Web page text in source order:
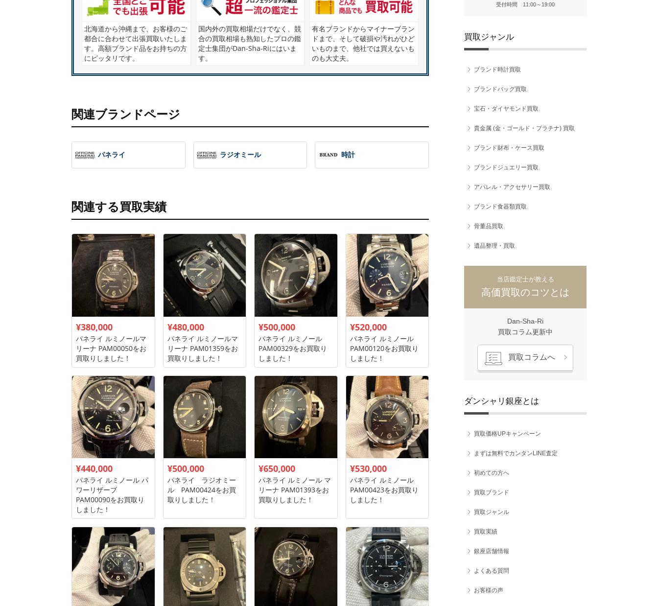
北海道から沖縄まで、お客様のご
都合に合わせて出張買取いたしま
す。高額ブランド品をお持ちの方
にピッタリです。
国内外の買取相場だけでなく、競
合の買取相場も熟知したプロの鑑
定士集団がDan-Sha-Riにはいま
す。
有名ブランドからマイナーブラン
ドまで、そして破損や汚れがひど
いものまで、他社では買えないも
のも大丈夫。
関連ブランドページ
パネライ ラジオミール 時計
関連する買取実績
¥380,000
パネライ ルミノールマ
リーナ PAM00050をお
買取りしました！
¥480,000
パネライ ルミノールマ
リーナ PAM01359をお
買取りしました！
¥500,000
パネライ ルミノール
PAM00329をお買取り
しました！
¥520,000
パネライ ルミノール
PAM00120をお買取り
しました！
¥440,000
パネライ ルミノール パ
ワーリザーブ
PAM00090をお買取り
しました！
¥500,000
パネライ ラジオミー
ル PAM00424をお買
取りしました！
¥650,000
パネライ ルミノール マ
リーナ PAM01393をお
買取りしました！
¥530,000
パネライ ルミノール
PAM00423をお買取り
しました！
受付時間 11:00～19:00
買取ジャンル
ブランド時計買取
ブランドバッグ買取
宝石・ダイヤモンド買取
貴金属 (金・ゴールド・プラチナ) 買取
ブランド財布・ケース買取
ブランドジュエリー買取
アパレル・アクセサリー買取
ブランド食器類買取
骨董品買取
遺品整理・買取
当店鑑定士が教える
高価買取のコツとは
Dan-Sha-Ri
買取コラム更新中
買取コラムへ
ダンシャリ銀座とは
買取価格UPキャンペーン
まずは無料でカンタンLINE査定
初めての方へ
買取ブランド
買取ジャンル
買取実績
銀座店舗情報
よくある質問
お客様の声